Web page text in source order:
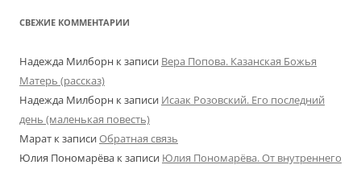
СВЕЖИЕ КОММЕНТАРИИ
Надежда Милборн к записи Вера Попова. Казанская Божья
Матерь (рассказ)
Надежда Милборн к записи Исаак Розовский. Его последний
день (маленькая повесть)
Марат к записиОбратная связь
Юлия Пономарёва к записи Юлия Пономарёва. От внутреннего